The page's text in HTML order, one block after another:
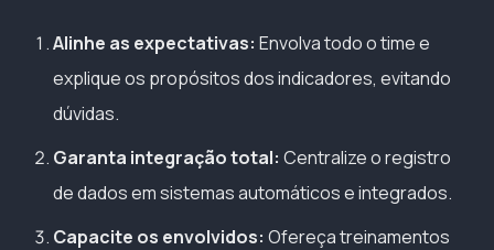
Alinhe as expectativas: Envolva todo o time e
explique os propósitos dos indicadores, evitando
dúvidas.
Garanta integração total: Centralize o registro
de dados em sistemas automáticos e integrados.
Capacite os envolvidos: Ofereça treinamentos